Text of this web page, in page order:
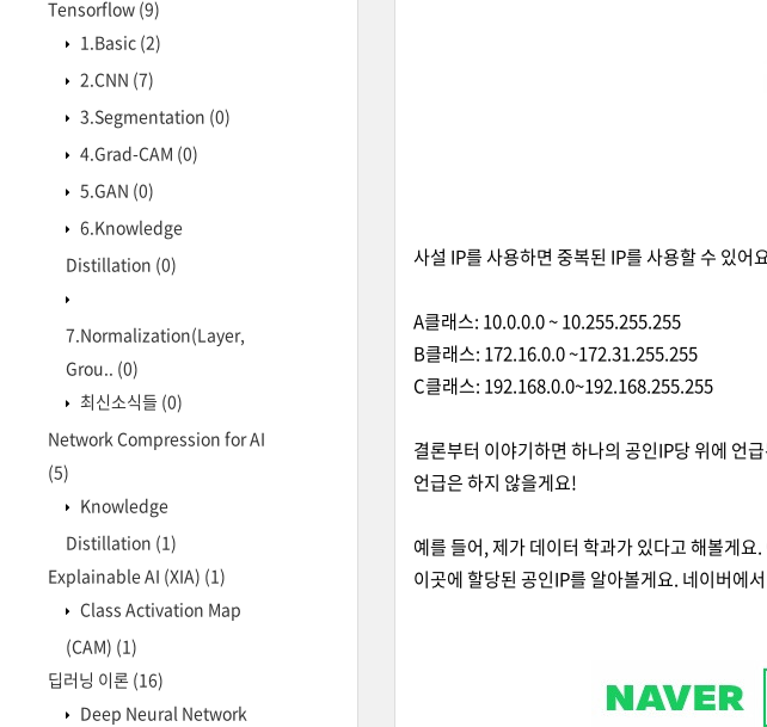
Tensorflow (9)
1.Basic (2)
2.CNN (7)
3.Segmentation (0)
4.Grad-CAM (0)
5.GAN (0)
6.Knowledge
Distillation (0)
7.Normalization(Layer,
Grou.. (0)
최신소식들 (0)
Network Compression for AI
(5)
Knowledge
Distillation (1)
Explainable AI (XIA) (1)
Class Activation Map
(CAM) (1)
딥러닝 이론 (16)
Deep Neural Network
사설 IP를 사용하면 중복된 IP를 사용할 수 있어
A클래스: 10.0.0.0 ~ 10.255.255.255
B클래스: 172.16.0.0 ~172.31.255.255
C클래스: 192.168.0.0~192.168.255.255
결론부터 이야기하면 하나의 공인IP당 위에 언
언급은 하지 않을게요!
예를 들어, 제가 데이터 학과가 있다고 해볼게
이곳에 할당된 공인IP를 알아볼게요. 네이버에